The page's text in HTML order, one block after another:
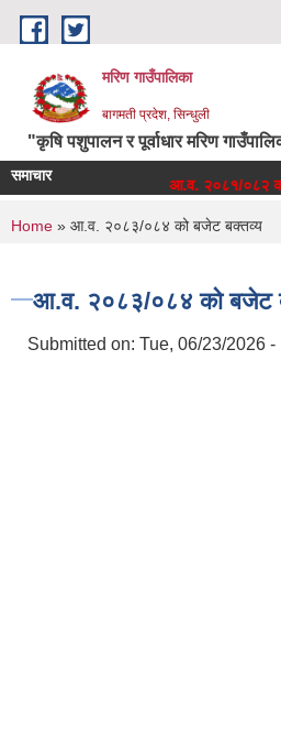
Skip to main content
मरिण गाउँपालिका
बागमती प्रदेश, सिन्धुली
"कृषि पशुपालन र पूर्वाधार मरिण
समाचार
बजेट आ.व. २०८१/०८२ को
You are here
Home » आ.व. २०८३/०८४ को बजेट बक्तव्य
आ.व. २०८३/०८४ को बजेट
Submitted on: Tue, 06/23/2026 -